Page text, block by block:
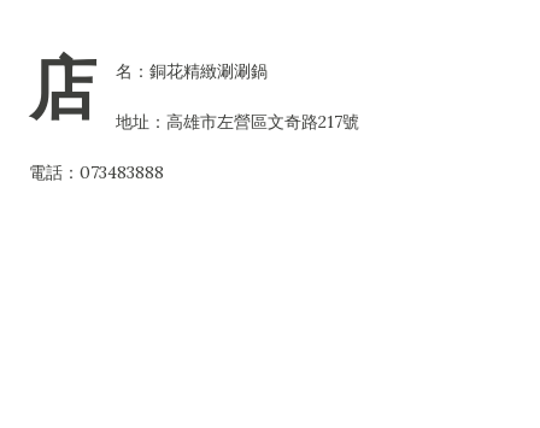
店 名：銅花精緻涮涮鍋
地址：高雄市左營區文奇路217號
電話：073483888